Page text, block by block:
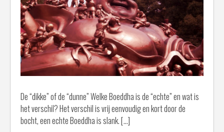
De “dikke” of de “dunne” Welke Boeddha is de “echte” en wat is
het verschil? Het verschil is vrij eenvoudig en kort door de
bocht, een echte Boeddha is slank. […]